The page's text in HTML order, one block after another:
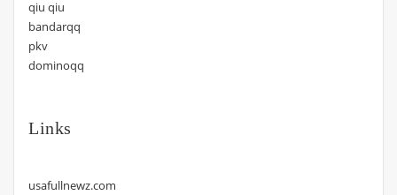
qiu qiu
bandarqq
pkv
dominoqq
Links
usafullnewz.com